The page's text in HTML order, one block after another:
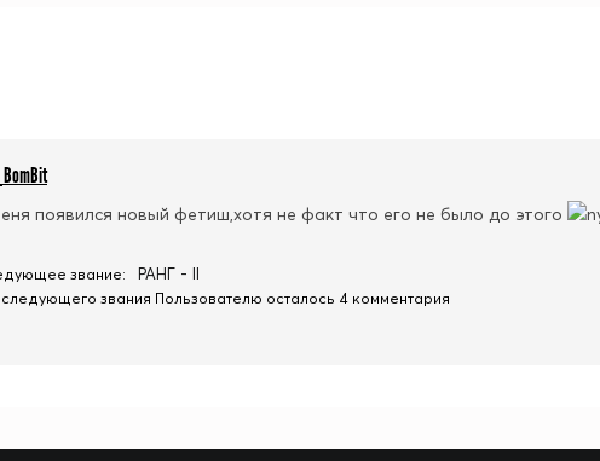
появился новый фетиш,хотя не факт что его не было до этого
звание: РАНГ - II
звания Пользователю осталось 4 комментария